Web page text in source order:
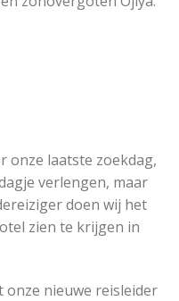
onze laatste zoekdag,
verlengen, maar
doen wij het
zien te krijgen in
onze nieuwe reisleider